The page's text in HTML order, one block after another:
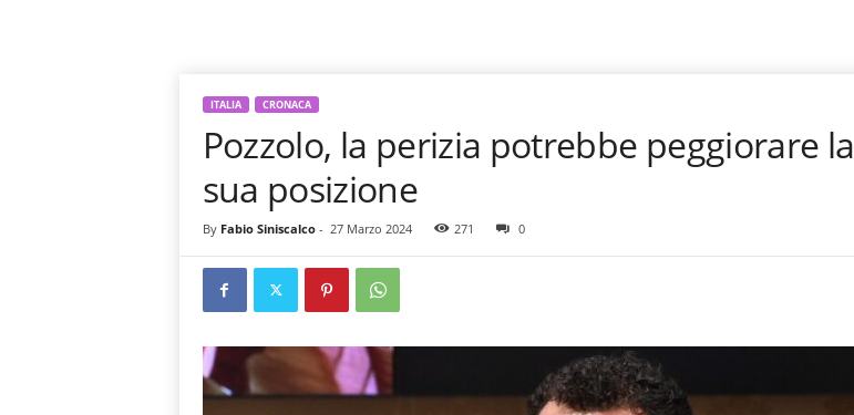
ITALIA CRONACA
Pozzolo, la perizia potrebbe peggiorare la
sua posizione
By Fabio Siniscalco- 27 Marzo 2024 271 0